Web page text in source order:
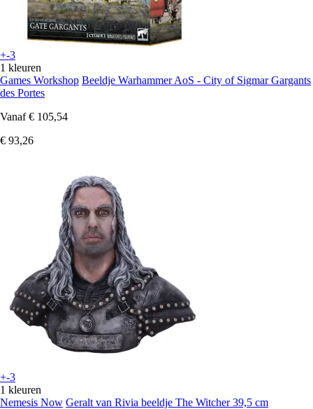
+-3
1 kleuren
Games Workshop Beeldje Warhammer AoS - City of Sigmar Gargants
des Portes
Vanaf € 105,54
€ 93,26
+-3
1 kleuren
Nemesis Now Geralt van Rivia beeldje The Witcher 39,5 cm